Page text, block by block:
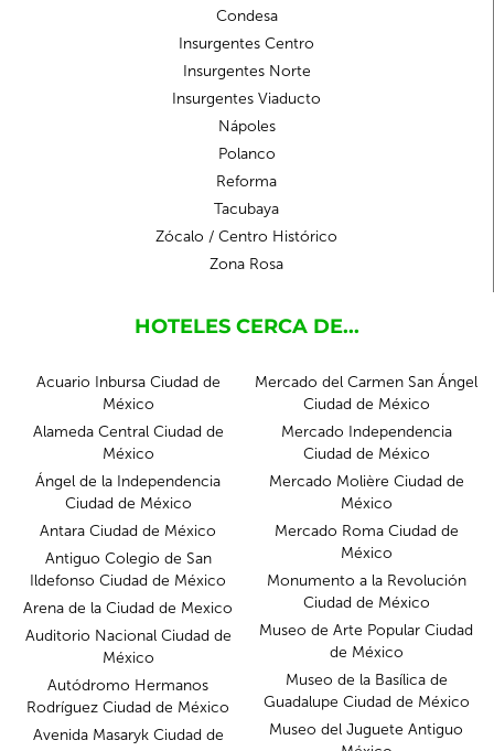
Condesa
Insurgentes Centro
Insurgentes Norte
Insurgentes Viaducto
Nápoles
Polanco
Reforma
Tacubaya
Zócalo / Centro Histórico
Zona Rosa
HOTELES CERCA DE...
Acuario Inbursa Ciudad de
México
Alameda Central Ciudad de
México
Ángel de la Independencia
Ciudad de México
Antara Ciudad de México
Antiguo Colegio de San
Ildefonso Ciudad de México
Arena de la Ciudad de Mexico
Auditorio Nacional Ciudad de
México
Autódromo Hermanos
Rodríguez Ciudad de México
Avenida Masaryk Ciudad de
Mercado del Carmen San Ángel
Ciudad de México
Mercado Independencia
Ciudad de México
Mercado Molière Ciudad de
México
Mercado Roma Ciudad de
México
Monumento a la Revolución
Ciudad de México
Museo de Arte Popular Ciudad
de México
Museo de la Basílica de
Guadalupe Ciudad de México
Museo del Juguete Antiguo